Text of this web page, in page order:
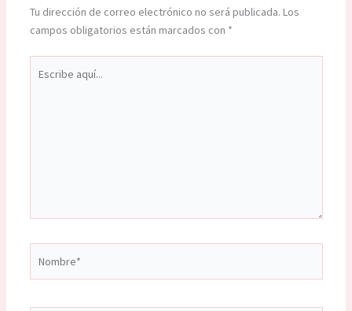
Tu dirección de correo electrónico no será publicada. Los
campos obligatorios están marcados con *
aquí...